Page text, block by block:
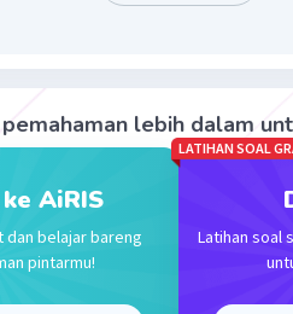
10²² molekul ÷ 6,02 × 10²³
mol
zat CH4 sebanyak 0,1 mol.
lebih dalam
AiRIS
dan belajar bareng
pintarmu!
LATIHAN SOAL
Latihan soal